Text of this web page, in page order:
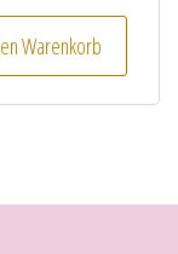
Warenkorb